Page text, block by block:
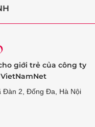
giới trẻ của công ty
Đàn 2, Đống Đa, Hà Nội